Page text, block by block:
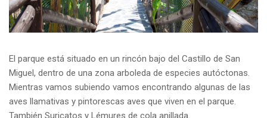
El parque está situado en un rincón bajo del Castillo de San
Miguel, dentro de una zona arboleda de especies autóctonas.
Mientras vamos subiendo vamos encontrando algunas de las
aves llamativas y pintorescas aves que viven en el parque.
También Suricatos y Lémures de cola anillada.